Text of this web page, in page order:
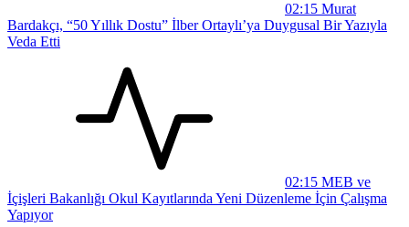
02:15 Murat
Bardakçı, “50 Yıllık Dostu” İlber Ortaylı’ya Duygusal Bir Yazıyla
Veda Etti
02:15 MEB ve
İçişleri Bakanlığı Okul Kayıtlarında Yeni Düzenleme İçin Çalışma
Yapıyor